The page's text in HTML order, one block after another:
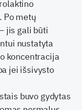
Po metų
jis gali būti
nustatyta
koncentracija
jei išsivysto
buvo gydytas